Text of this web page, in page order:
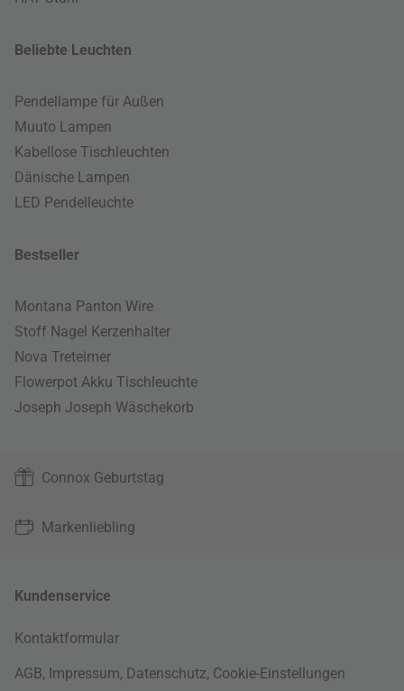
Beliebte Leuchten
Pendellampe für Außen
Muuto Lampen
Kabellose Tischleuchten
Dänische Lampen
LED Pendelleuchte
Bestseller
Montana Panton Wire
Stoff Nagel Kerzenhalter
Nova Treteimer
Flowerpot Akku Tischleuchte
Joseph Joseph Wäschekorb
Connox Geburtstag
Markenliebling
Kundenservice
Kontaktformular
AGB, Impressum, Datenschutz, Cookie-Einstellungen